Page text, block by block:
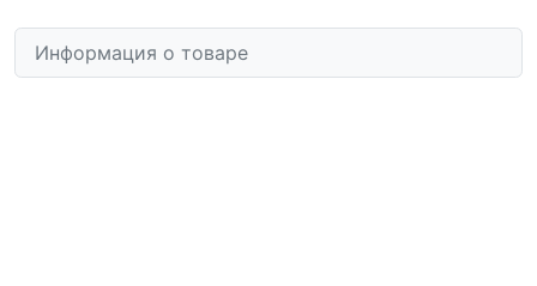
Информация о товаре